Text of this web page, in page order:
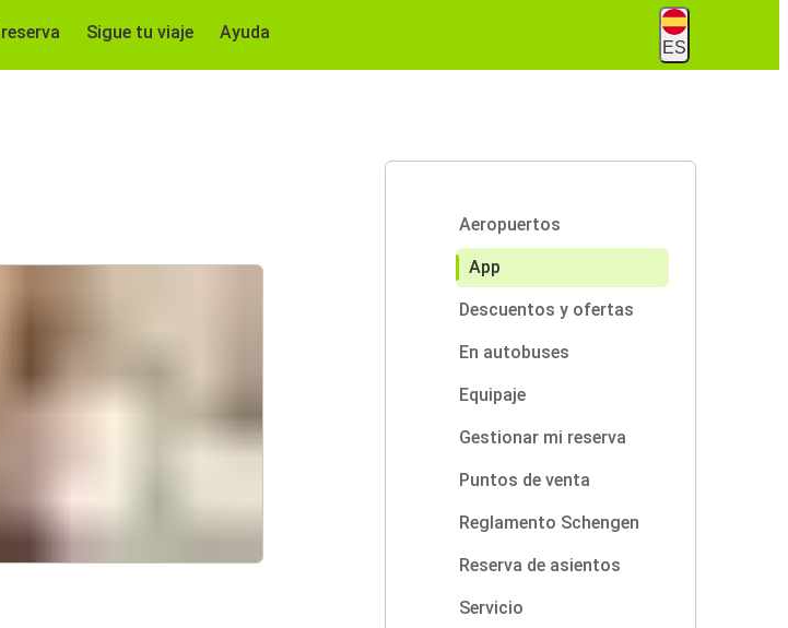
Sigue tu viaje Ayuda
ES
Aeropuertos
App
Descuentos y ofertas
En autobuses
Equipaje
Gestionar mi reserva
Puntos de venta
Reglamento Schengen
Reserva de asientos
Servicio